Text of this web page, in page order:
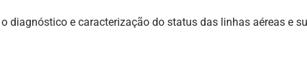
diagnóstico e caracterização do status das linhas aéreas e